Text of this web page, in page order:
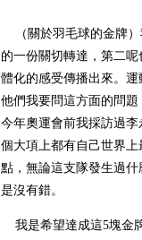
（關於羽毛球的金牌）
的一份關切轉達，第二
體化的感受傳播出來。
他們我要問這方面的問
今年奧運會前我採訪過
個大項上都有自己世界
點，無論這支隊發生過
是沒有錯。
我是希望達成這5塊金